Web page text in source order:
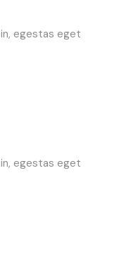
egestas eget
egestas eget